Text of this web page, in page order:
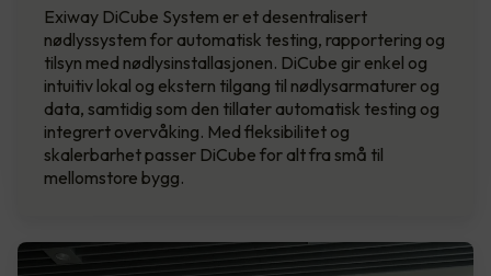
Exiway DiCube System er et desentralisert
nødlyssystem for automatisk testing, rapportering og
tilsyn med nødlysinstallasjonen. DiCube gir enkel og
intuitiv lokal og ekstern tilgang til nødlysarmaturer og
data, samtidig som den tillater automatisk testing og
integrert overvåking. Med fleksibilitet og
skalerbarhet passer DiCube for alt fra små til
mellomstore bygg.